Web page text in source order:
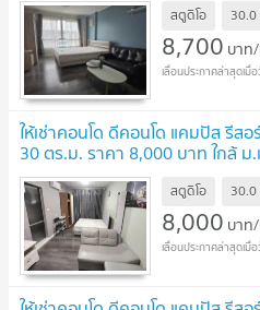
สตูดิโอ 30.0
8,700 บาท
ให้เช่าคอนโด ดีคอนโด แคมปัส รีส
30 ตร.ม. ราคา 8,000 บาท ใกล้ ม
สตูดิโอ 30.0
8,000 บาท